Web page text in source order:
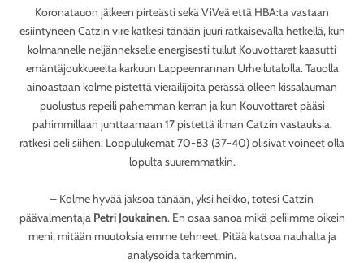
Koronatauon jälkeen pirteästi sekä ViVeä että HBA:ta vastaan
esiintyneen Catzin vire katkesi tänään juuri ratkaisevalla hetkellä, kun
kolmannelle neljännekselle energisesti tullut Kouvottaret kaasutti
emäntäjoukkueelta karkuun Lappeenrannan Urheilutalolla. Tauolla
ainoastaan kolme pistettä vierailijoita perässä olleen kissalauman
puolustus repeili pahemman kerran ja kun Kouvottaret pääsi
pahimmillaan junttaamaan 17 pistettä ilman Catzin vastauksia,
ratkesi peli siihen. Loppulukemat 70-83 (37-40) olisivat voineet olla
lopulta suuremmatkin.
– Kolme hyvää jaksoa tänään, yksi heikko, totesi Catzin
päävalmentaja Petri Joukainen. En osaa sanoa mikä peliimme oikein
meni, mitään muutoksia emme tehneet. Pitää katsoa nauhalta ja
analysoida tarkemmin.